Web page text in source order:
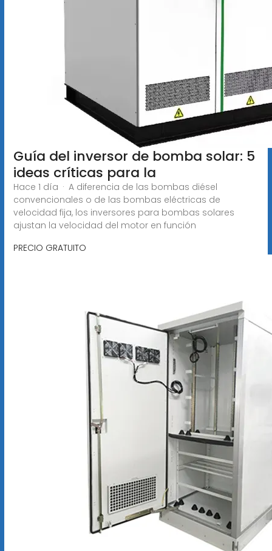
Guía del inversor de bomba solar: 5
ideas críticas para la
Hace 1 día · A diferencia de las bombas diésel
convencionales o de las bombas eléctricas de
velocidad fija, los inversores para bombas solares
ajustan la velocidad del motor en función
PRECIO GRATUITO